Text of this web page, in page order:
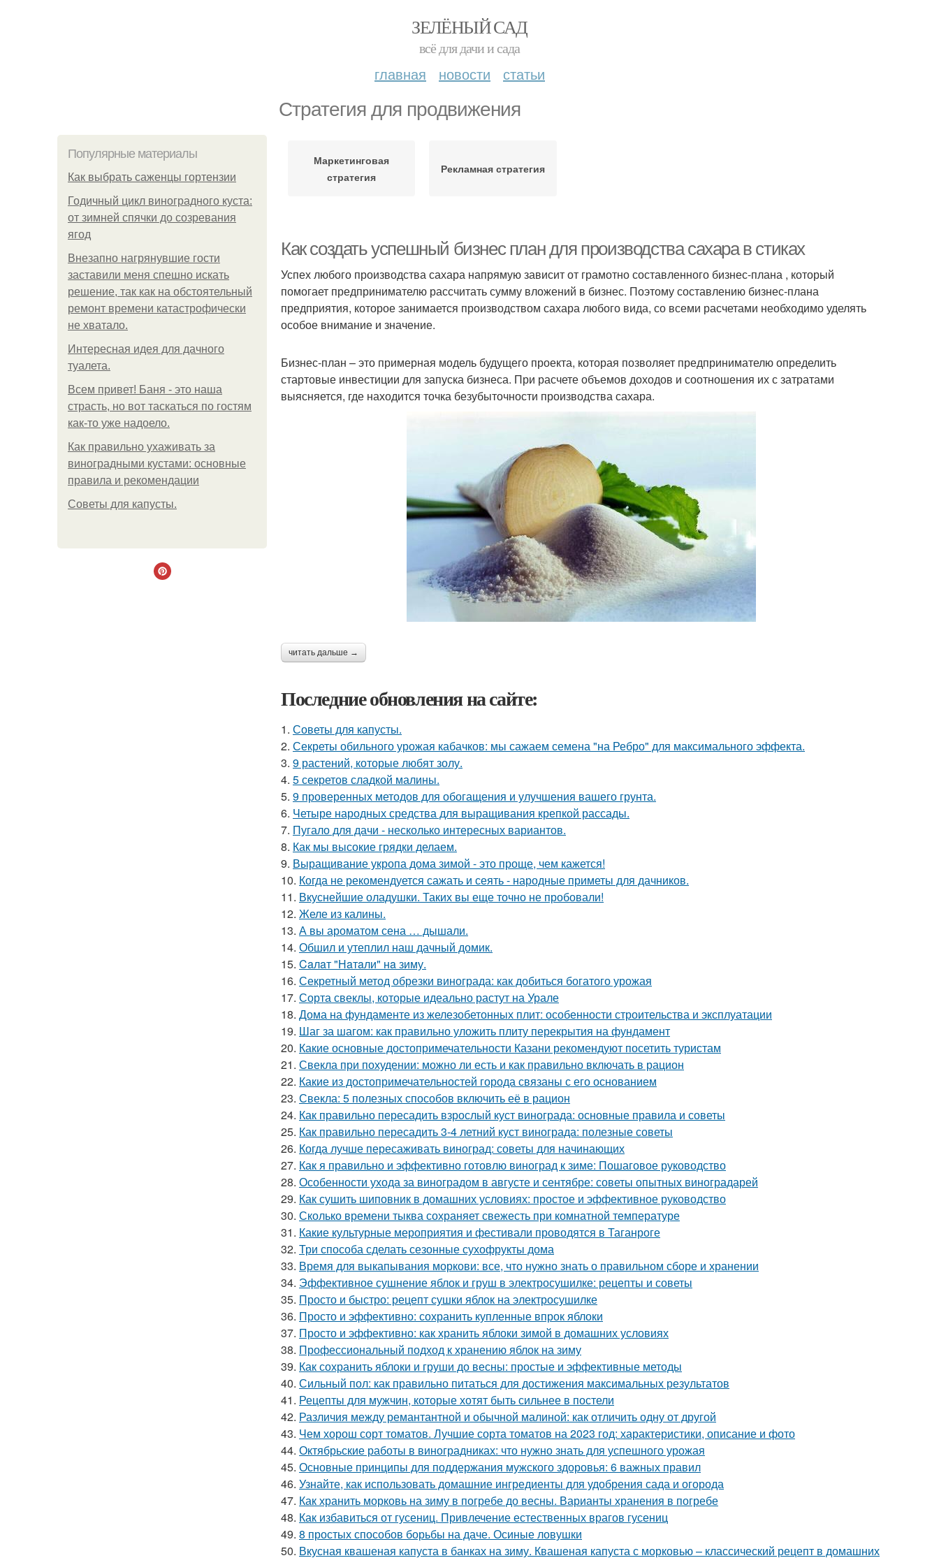
ЗЕЛЁНЫЙ САД
всё для дачи и сада
главная новости статьи
Стратегия для продвижения
Популярные материалы
Как выбрать саженцы гортензии
Годичный цикл виноградного куста:
от зимней спячки до созревания
ягод
Внезапно нагрянувшие гости
заставили меня спешно искать
решение, так как на обстоятельный
ремонт времени катастрофически
не хватало.
Интересная идея для дачного
туалета.
Всем привет! Баня - это наша
страсть, но вот таскаться по гостям
как-то уже надоело.
Как правильно ухаживать за
виноградными кустами: основные
правила и рекомендации
Советы для капусты.
Маркетинговая
стратегия
Рекламная стратегия
Как создать успешный бизнес план для производства сахара в стиках
Успех любого производства сахара напрямую зависит от грамотно составленного бизнес-плана , который
помогает предпринимателю рассчитать сумму вложений в бизнес. Поэтому составлению бизнес-плана
предприятия, которое занимается производством сахара любого вида, со всеми расчетами необходимо уделять
особое внимание и значение.
Бизнес-план – это примерная модель будущего проекта, которая позволяет предпринимателю определить
стартовые инвестиции для запуска бизнеса. При расчете объемов доходов и соотношения их с затратами
выясняется, где находится точка безубыточности производства сахара.
читать дальше →
Последние обновления на сайте:
1. Советы для капусты.
2. Секреты обильного урожая кабачков: мы сажаем семена "на Ребро" для максимального эффекта.
3. 9 растений, которые любят золу.
4. 5 секретов сладкой малины.
5. 9 проверенных методов для обогащения и улучшения вашего грунта.
6. Четыре народных средства для выращивания крепкой рассады.
7. Пугало для дачи - несколько интересных вариантов.
8. Как мы высокие грядки делаем.
9. Выращивание укропа дома зимой - это проще, чем кажется!
10. Когда не рекомендуется сажать и сеять - народные приметы для дачников.
11. Вкуснейшие оладушки. Таких вы еще точно не пробовали!
12. Желе из калины.
13. А вы ароматом сена … дышали.
14. Обшил и утеплил наш дачный домик.
15. Caлaт "Нaтaли" нa зиму.
16. Секретный метод обрезки винограда: как добиться богатого урожая
17. Сорта свеклы, которые идеально растут на Урале
18. Дома на фундаменте из железобетонных плит: особенности строительства и эксплуатации
19. Шаг за шагом: как правильно уложить плиту перекрытия на фундамент
20. Какие основные достопримечательности Казани рекомендуют посетить туристам
21. Свекла при похудении: можно ли есть и как правильно включать в рацион
22. Какие из достопримечательностей города связаны с его основанием
23. Свекла: 5 полезных способов включить её в рацион
24. Как правильно пересадить взрослый куст винограда: основные правила и советы
25. Как правильно пересадить 3-4 летний куст винограда: полезные советы
26. Когда лучше пересаживать виноград: советы для начинающих
27. Как я правильно и эффективно готовлю виноград к зиме: Пошаговое руководство
28. Особенности ухода за виноградом в августе и сентябре: советы опытных виноградарей
29. Как сушить шиповник в домашних условиях: простое и эффективное руководство
30. Сколько времени тыква сохраняет свежесть при комнатной температуре
31. Какие культурные мероприятия и фестивали проводятся в Таганроге
32. Три способа сделать сезонные сухофрукты дома
33. Время для выкапывания моркови: все, что нужно знать о правильном сборе и хранении
34. Эффективное сушнение яблок и груш в электросушилке: рецепты и советы
35. Просто и быстро: рецепт сушки яблок на электросушилке
36. Просто и эффективно: сохранить купленные впрок яблоки
37. Просто и эффективно: как хранить яблоки зимой в домашних условиях
38. Профессиональный подход к хранению яблок на зиму
39. Как сохранить яблоки и груши до весны: простые и эффективные методы
40. Сильный пол: как правильно питаться для достижения максимальных результатов
41. Рецепты для мужчин, которые хотят быть сильнее в постели
42. Различия между ремантантной и обычной малиной: как отличить одну от другой
43. Чем хорош сорт томатов. Лучшие сорта томатов на 2023 год: характеристики, описание и фото
44. Октябрьские работы в виноградниках: что нужно знать для успешного урожая
45. Основные принципы для поддержания мужского здоровья: 6 важных правил
46. Узнайте, как использовать домашние ингредиенты для удобрения сада и огорода
47. Как хранить морковь на зиму в погребе до весны. Варианты хранения в погребе
48. Как избавиться от гусениц. Привлечение естественных врагов гусениц
49. 8 простых способов борьбы на даче. Осиные ловушки
50. Вкусная квашеная капуста в банках на зиму. Квашеная капуста с морковью – классический рецепт в домашних